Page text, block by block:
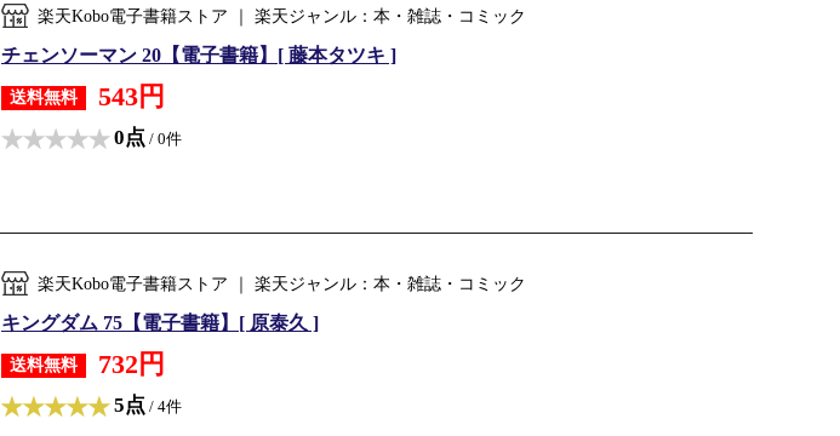
楽天Kobo電子書籍ストア ｜ 楽天ジャンル：本・雑誌・コミック
チェンソーマン 20【電子書籍】[ 藤本タツキ ]
送料無料 543円
0点 / 0件
楽天Kobo電子書籍ストア ｜ 楽天ジャンル：本・雑誌・コミック
キングダム 75【電子書籍】[ 原泰久 ]
送料無料 732円
5点 / 4件